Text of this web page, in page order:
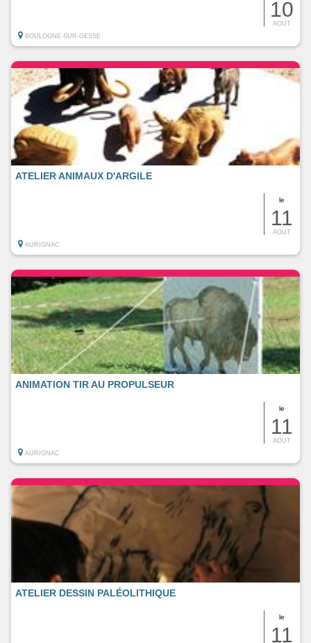
10
AOUT
BOULOGNE-SUR-GESSE
le
11
AOUT
ATELIER ANIMAUX D'ARGILE
AURIGNAC
le
11
AOUT
ANIMATION TIR AU PROPULSEUR
AURIGNAC
le
11
ATELIER DESSIN PALÉOLITHIQUE